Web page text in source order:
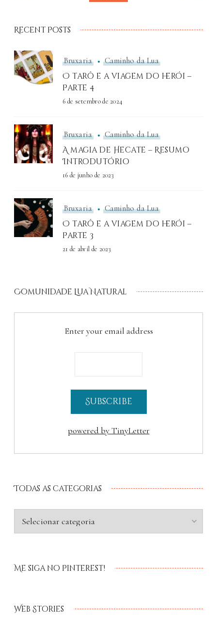
Recent Posts
Bruxaria Caminho da Lua
O tarô e a viagem do herói –
Parte 4
6 de setembro de 2024
Bruxaria Caminho da Lua
A magia de Hecate – Resumo
Introdutório
16 de junho de 2023
Bruxaria Caminho da Lua
O tarô e a viagem do herói –
Parte 3
21 de abril de 2023
Comunidade Lua Natural
Enter your email address
powered by TinyLetter
Todas as categorias
Me siga no Pinterest!
Web Stories